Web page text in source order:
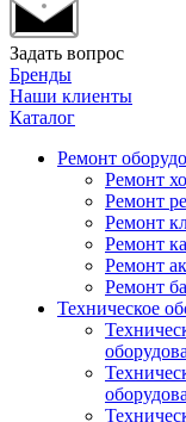
Задать вопрос
Бренды
Наши клиенты
Каталог
Ремонт
Ремонт
Ремонт
Ремонт
Ремонт
Ремонт
Ремонт
Техническое